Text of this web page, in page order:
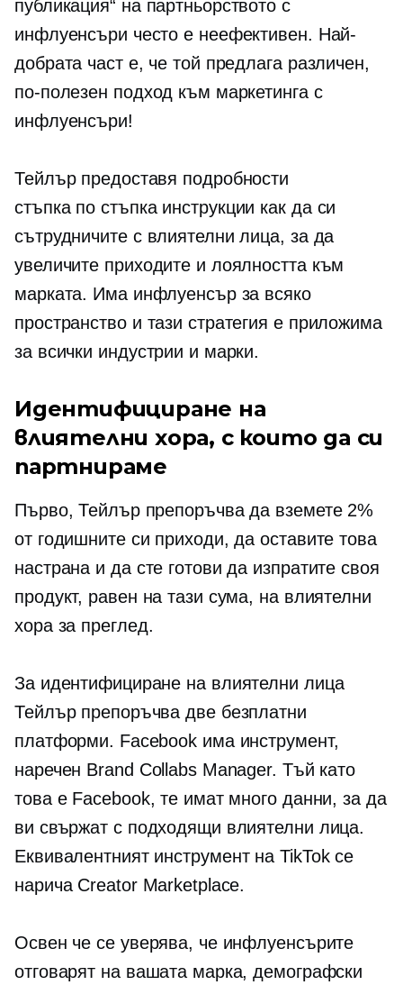
публикация“ на партньорството с
инфлуенсъри често е неефективен. Най-
добрата част е, че той предлага различен,
по-полезен подход към маркетинга с
инфлуенсъри!
Тейлър предоставя подробности
стъпка по стъпкаинструкции как да си
сътрудничите с влиятелни лица, за да
увеличите приходите и лоялността към
марката. Има инфлуенсър за всяко
пространство и тази стратегия е приложима
за всички индустрии и марки.
Идентифициране на
влиятелни хора, с които да си
партнираме
Първо, Тейлър препоръчва да вземете 2%
от годишните си приходи, да оставите това
настрана и да сте готови да изпратите своя
продукт, равен на тази сума, на влиятелни
хора за преглед.
За идентифициране на влиятелни лица
Тейлър препоръчва две безплатни
платформи. Facebook има инструмент,
наречен Brand Collabs Manager. Тъй като
това е Facebook, те имат много данни, за да
ви свържат с подходящи влиятелни лица.
Еквивалентният инструмент на TikTok се
нарича Creator Marketplace.
Освен че се уверява, че инфлуенсърите
отговарят на вашата марка, демографски